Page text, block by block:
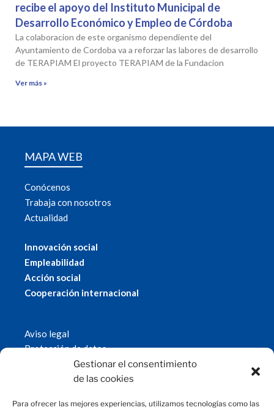
Gestionar el consentimiento
de las cookies
Para ofrecer las mejores experiencias, utilizamos tecnologías como las
recibe el apoyo del Instituto Municipal de
Desarrollo Económico y Empleo de Córdoba
La colaboracion de este organismo dependiente del
Ayuntamiento de Cordoba va a reforzar las labores de desarrollo
de TERAPIAM El proyecto TERAPIAM de la Fundacion
Ver más »
MAPA WEB
Conócenos
Trabaja con nosotros
Actualidad
Innovación social
Empleabilidad
Acción social
Cooperación internacional
Aviso legal
Protección de datos
Política de cookies
© 2019 Fundación Magtel.